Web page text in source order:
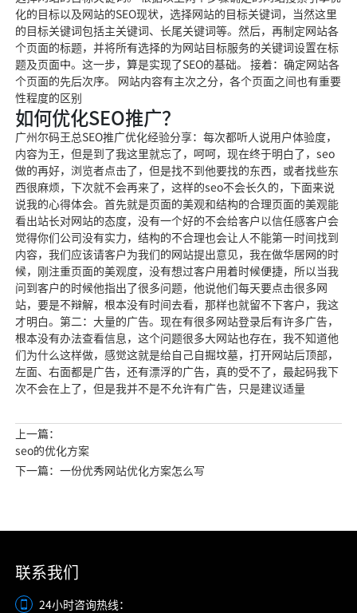
化的目标以及网站的SEO现状，选择网站的目标关键词，当然这里
的目标关键词包括主关键词、长尾关键词等。然后，再制定网站各
个页面的标题，并将所有选择的为网站目标服务的关键词设置在标
题及页面中。这一步，算是实现了SEO的基础。 接着：确定网站各
个页面的先后次序。 网站内容有主次之分，各个页面之间也有重要
性程度的区别
如何优化SEO推广？
广州尔码王总SEO推广优化经验分享：每次都听人说用户体验度，
内容为王，但是到了我这里就忘了，呵呵，现在终于明白了，seo
做的再好，浏览者点击了，但是找不到他要找的东西，或者找些东
西很麻烦，下次就不会再来了，这样的seo不会长久的，下面来说
说我的心得体会。首先就是页面的美观和结构的合理页面的美观能
看出站长对网站的态度，没有一个好的不会给客户以信任感客户会
觉得你们公司没有实力，结构的不合理也会让人不能第一时间找到
内容，我们应该请客户为我们的网站提出意见，我在做华居网的时
候，刚注重页面的美观度，没有想过客户用着时候便捷，所以当我
问到客户的时候他指出了很多问题，他说他们每天要点击很多网
站，要是不辩解，根本没有时间去看，那样也就留不下客户，我这
才明白。第二：大量的广告。现在有很多网站登录后有许多广告，
根本没有办法查看信息，这个问题很多大网站也存在，我不知道他
们为什么这样做，感觉这就是给自己自掘坟墓，打开网站后顶部，
左面、右面都是广告，还有漂浮的广告，真的受不了，最起码我下
次不会在上了，但是我并不是不允许有广告，只是建议适量
上一篇：
seo的优化方案
下一篇：一份优秀网站优化方案怎么写
联系我们
24小时咨询热线：